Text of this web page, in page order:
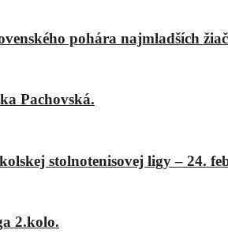
pohára najmladších
Pachovská.
stolnotenisovej ligy – 24.
2.kolo.